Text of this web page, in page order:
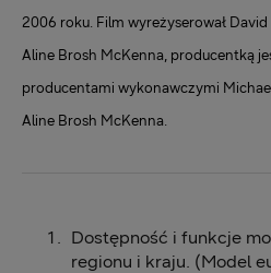
2006 roku. Film wyreżyserował David
Aline Brosh McKenna, producentką
producentami wykonawczymi
Aline Brosh McKenna.
Dostępność i funkcje
regionu i kraju. (Model